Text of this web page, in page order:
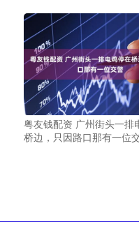
粤友钱配资 广州街头一排
桥边，只因路口那有一位